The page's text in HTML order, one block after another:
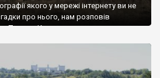
якого у мережі інтернету ви не
про нього, нам розповів
Палац у Красному вразив не лише